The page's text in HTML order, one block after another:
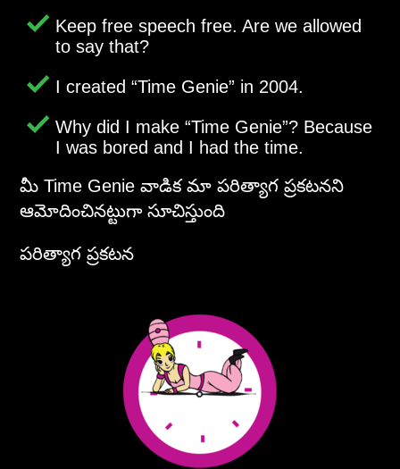
Keep free speech free. Are we allowed
to say that?
I created Time Genie in 2004.
Why did I make Time Genie ? Because
I was bored and I had the time.
మీ Time Genie వాడిక మా పరిత్యాగ ప్రకటనని
ఆమోదించినట్టుగా సూచిస్తుంది
పరిత్యాగ ప్రకటన